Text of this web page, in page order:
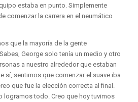
estaba en punto. Simplemente
comenzar la carrera en el neumático
que la mayoría de la gente
George solo tenía un medio y otro
a nuestro alrededor que estaban
sí, sentimos que comenzar el suave iba
que fue la elección correcta al final.
logramos todo. Creo que hoy tuvimos